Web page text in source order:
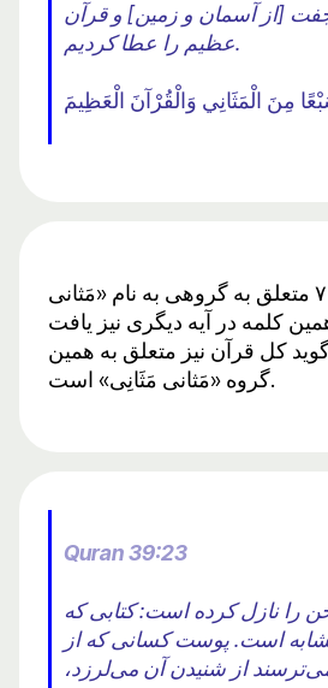
[از آسمان و زمین] و قرآن
عظیم را عطا کردیم.
می‌گوید عدد ۷ متعلق به گروهی به نام «مَثانی
کلمه در آیه دیگری نیز یافت
کل قرآن نیز متعلق به همین
گروه «مَثانی مَثَانِی» است.
Quran 39:23
را نازل کرده است: کتابی که
است. پوست کسانی که از
از شنیدن آن می‌لرزد،